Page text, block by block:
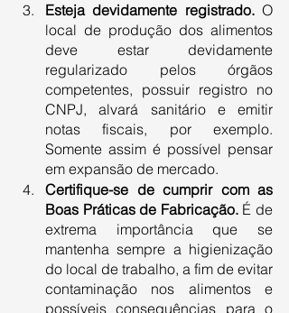
Esteja devidamente registrado. O
local de produção dos alimentos
deve estar devidamente
regularizado pelos órgãos
competentes, possuir registro no
CNPJ, alvará sanitário e emitir
notas fiscais, por exemplo.
Somente assim é possível pensar
em expansão de mercado.
Certifique-se de cumprir com as
Boas Práticas de Fabricação. É de
extrema importância que se
mantenha sempre a higienização
do local de trabalho, a fim de evitar
contaminação nos alimentos e
possíveis consequências para o